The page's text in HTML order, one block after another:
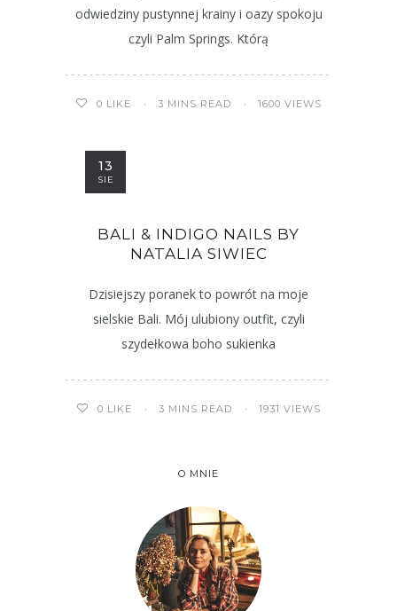
odwiedziny pustynnej krainy i oazy spokoju
czyli Palm Springs. Którą
0 LIKE 3 MINS READ 1600 VIEWS
13
SIE
BALI & INDIGO NAILS BY
NATALIA SIWIEC
Dzisiejszy poranek to powrót na moje
sielskie Bali. Mój ulubiony outfit, czyli
szydełkowa boho sukienka
0 LIKE 3 MINS READ 1931 VIEWS
O MNIE